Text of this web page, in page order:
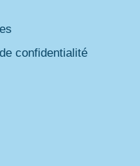
confidentialité